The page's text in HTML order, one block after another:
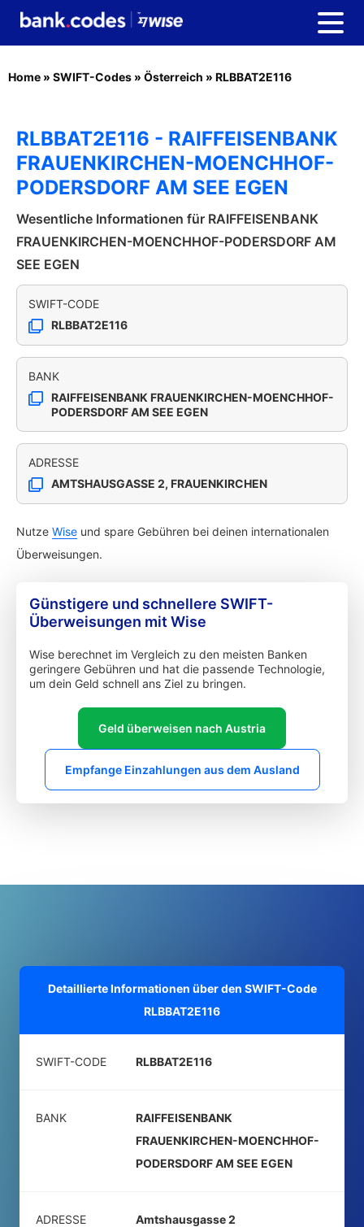
Home » SWIFT-Codes » Österreich » RLBBAT2E116
RLBBAT2E116 - RAIFFEISENBANK
FRAUENKIRCHEN-MOENCHHOF-
PODERSDORF AM SEE EGEN
Wesentliche Informationen für RAIFFEISENBANK
FRAUENKIRCHEN-MOENCHHOF-PODERSDORF AM
SEE EGEN
SWIFT-CODE
RLBBAT2E116
BANK
RAIFFEISENBANK FRAUENKIRCHEN-MOENCHHOF-
PODERSDORF AM SEE EGEN
ADRESSE
AMTSHAUSGASSE 2, FRAUENKIRCHEN
Nutze Wise und spare Gebühren bei deinen internationalen
Überweisungen.
Günstigere und schnellere SWIFT-
Überweisungen mit Wise
Wise berechnet im Vergleich zu den meisten Banken
geringere Gebühren und hat die passende Technologie,
um dein Geld schnell ans Ziel zu bringen.
Geld überweisen nach Austria
Empfange Einzahlungen aus dem Ausland
Detaillierte Informationen über den SWIFT-Code
RLBBAT2E116
SWIFT-CODE RLBBAT2E116
BANK
RAIFFEISENBANK
FRAUENKIRCHEN-MOENCHHOF-
PODERSDORF AM SEE EGEN
ADRESSE Amtshausgasse 2